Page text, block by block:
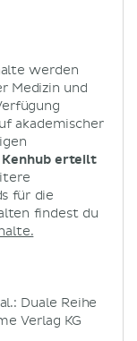
werden
Medizin und
akademischer
Kenhub erteilt
für die
findest du
Duale Reihe
Verlag KG